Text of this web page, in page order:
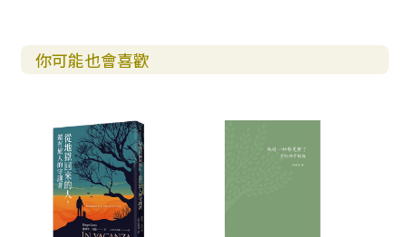
你可能也會喜歡